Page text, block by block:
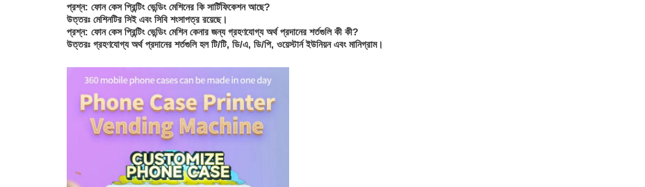
প্রশ্ন: ফোন কেস প্রিন্টিং ভেন্ডিং মেশিনের কি সার্টিফিকেশন আছে?
উত্তরঃ মেশিনটির সিই এবং সিবি শংসাপত্র রয়েছে।
প্রশ্ন: ফোন কেস প্রিন্টিং ভেন্ডিং মেশিন কেনার জন্য গ্রহণযোগ্য অর্থ প্রদানের শর্তগুলি কী কী?
উত্তরঃ গ্রহণযোগ্য অর্থ প্রদানের শর্তগুলি হল টি/টি, ডি/এ, ডি/পি, ওয়েস্টার্ন ইউনিয়ন এবং মানিগ্রাম।